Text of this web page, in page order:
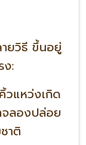
ยวิธี ขึ้นอยู่
ง:
แหว่งเกิด
จลองปล่อย
าติ